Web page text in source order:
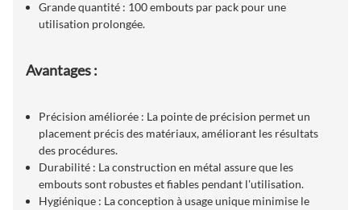
Grande quantité : 100 embouts par pack pour une
utilisation prolongée.
Avantages :
Précision améliorée : La pointe de précision permet un
placement précis des matériaux, améliorant les résultats
des procédures.
Durabilité : La construction en métal assure que les
embouts sont robustes et fiables pendant l'utilisation.
Hygiénique : La conception à usage unique minimise le